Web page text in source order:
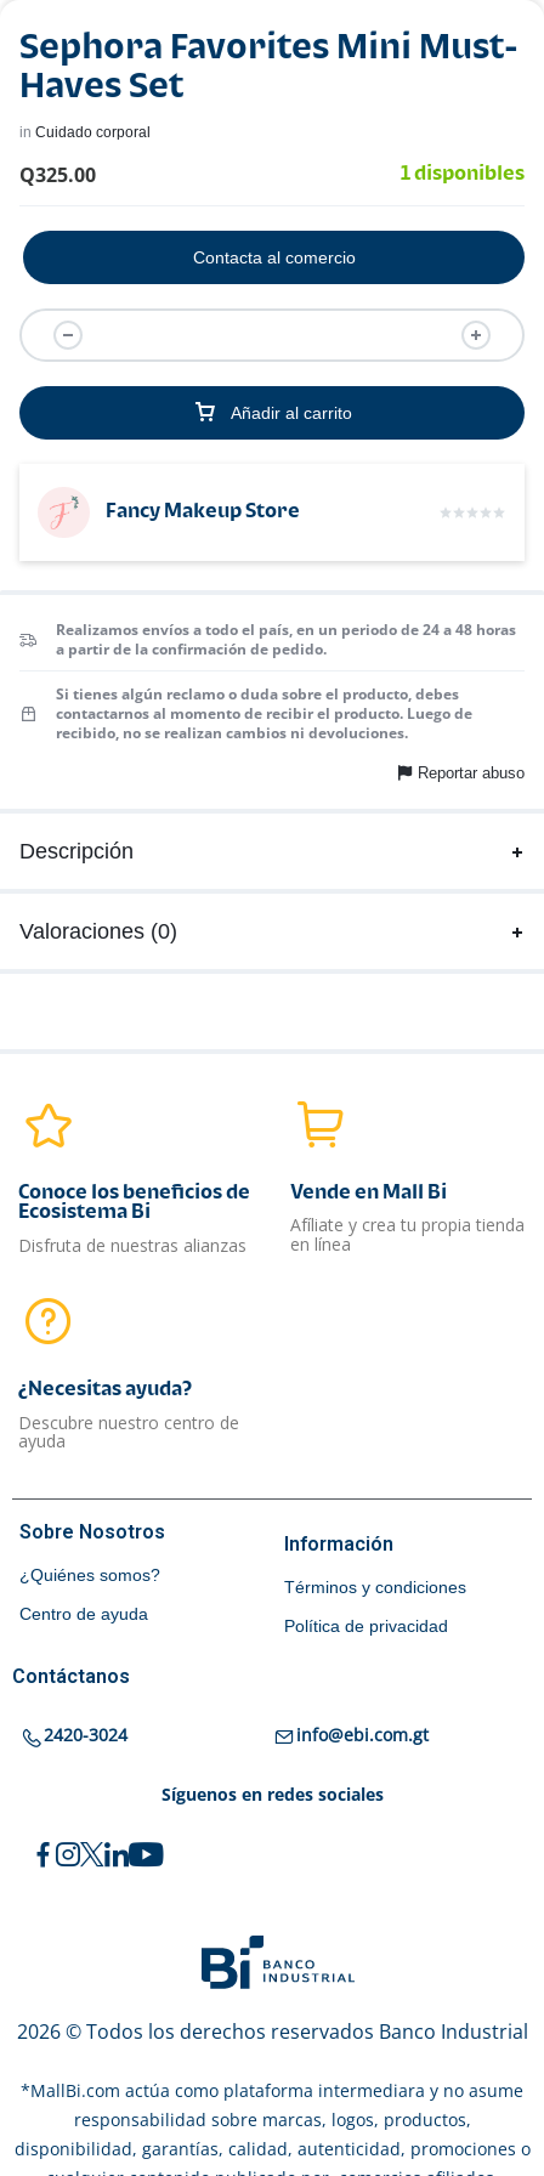
Sephora Favorites Mini Must-
Haves Set
in Cuidado corporal
Q325.00 1 disponibles
Añadir al carrito
Contacta al comercio
Fancy Makeup Store
Realizamos envíos a todo el país, en un periodo de 24 a 48 horas
a partir de la confirmación de pedido.
Si tienes algún reclamo o duda sobre el producto, debes
contactarnos al momento de recibir el producto. Luego de
recibido, no se realizan cambios ni devoluciones.
Reportar abuso
Descripción
Valoraciones (0)
Conoce los beneficios de
Ecosistema Bi
Disfruta de nuestras alianzas
Vende en Mall Bi
Afíliate y crea tu propia tienda
en línea
¿Necesitas ayuda?​
Descubre nuestro centro de
ayuda
Sobre Nosotros
¿Quiénes somos?
Centro de ayuda
Información
Términos y condiciones
Política de privacidad
Contáctanos
2420-3024 info@ebi.com.gt
Síguenos en redes sociales
2026 © Todos los derechos reservados Banco Industrial
*MallBi.com actúa como plataforma intermediara y no asume
responsabilidad sobre marcas, logos, productos,
disponibilidad, garantías, calidad, autenticidad, promociones o